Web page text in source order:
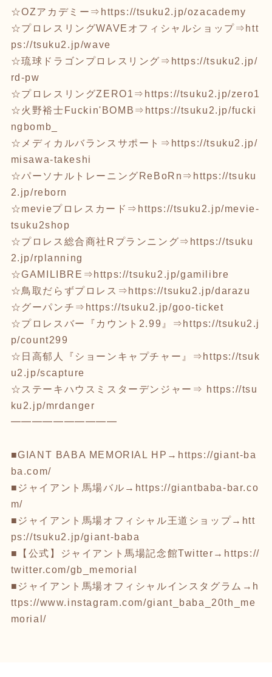
☆OZアカデミー⇒ https://tsuku2.jp/ozacademy
☆プロレスリングWAVEオフィシャルショップ⇒ htt
ps://tsuku2.jp/wave
☆琉球ドラゴンプロレスリング⇒ https://tsuku2.jp/
rd-pw
☆プロレスリングZERO1⇒ https://tsuku2.jp/zero1
☆火野裕士Fuckin'BOMB⇒ https://tsuku2.jp/fucki
ngbomb_
☆メディカルバランスサポート⇒ https://tsuku2.jp/
misawa-takeshi
☆パーソナルトレーニングReBoRn⇒ https://tsuku
2.jp/reborn
☆mevieプロレスカード⇒ https://tsuku2.jp/mevie-
tsuku2shop
☆プロレス総合商社Rプランニング⇒ https://tsuku
2.jp/rplanning
☆GAMILIBRE⇒ https://tsuku2.jp/gamilibre
☆鳥取だらずプロレス⇒ https://tsuku2.jp/darazu
☆グーパンチ⇒ https://tsuku2.jp/goo-ticket
☆プロレスバー『カウント2.99』⇒ https://tsuku2.j
p/count299
☆日高郁人『ショーンキャプチャー』⇒ https://tsuk
u2.jp/scapture
☆ステーキハウスミスターデンジャー⇒ https://tsu
ku2.jp/mrdanger
━━━━━━━━━━
■GIANT BABA MEMORIAL HP→ https://giant-ba
ba.com/
■ジャイアント馬場バル→ https://giantbaba-bar.co
m/
■ジャイアント馬場オフィシャル王道ショップ→ htt
ps://tsuku2.jp/giant-baba
■【公式】ジャイアント馬場記念館Twitter→ https://
twitter.com/gb_memorial
■ジャイアント馬場オフィシャルインスタグラム→ h
ttps://www.instagram.com/giant_baba_20th_me
morial/